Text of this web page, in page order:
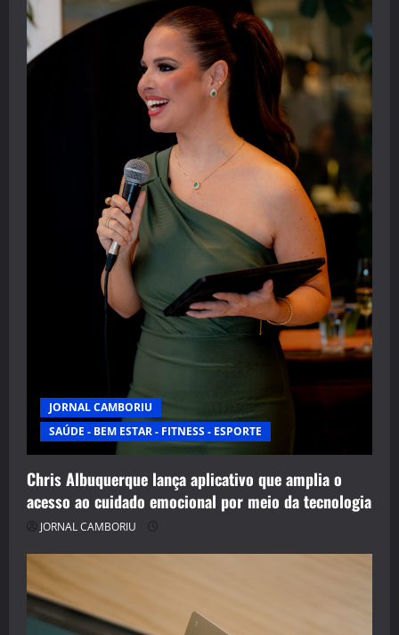
JORNAL CAMBORIU
SAÚDE - BEM ESTAR - FITNESS - ESPORTE
Chris Albuquerque lança aplicativo que amplia o
acesso ao cuidado emocional por meio da tecnologia
JORNAL CAMBORIU